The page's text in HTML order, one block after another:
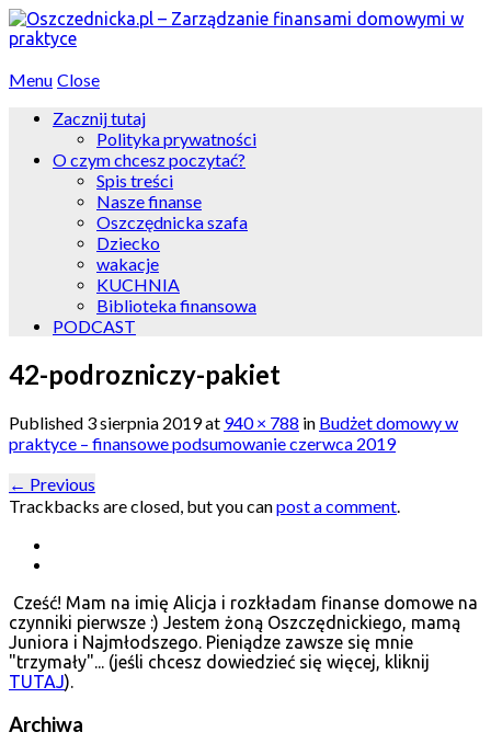
Menu Close
Zacznij tutaj
Polityka prywatności
O czym chcesz poczytać?
Spis treści
Nasze finanse
Oszczędnicka szafa
Dziecko
wakacje
KUCHNIA
Biblioteka finansowa
PODCAST
42-podrozniczy-pakiet
Published 3 sierpnia 2019at 940 × 788 in Budżet domowy w
praktyce – finansowe podsumowanie czerwca 2019
← Previous
Trackbacks are closed, but you canpost a comment
Cześć! Mam na imię Alicja i rozkładam finanse domowe na
czynniki pierwsze :) Jestem żoną Oszczędnickiego, mamą
Juniora i Najmłodszego. Pieniądze zawsze się mnie
"trzymały"... (jeśli chcesz dowiedzieć się więcej, kliknij
TUTAJ).
Archiwa